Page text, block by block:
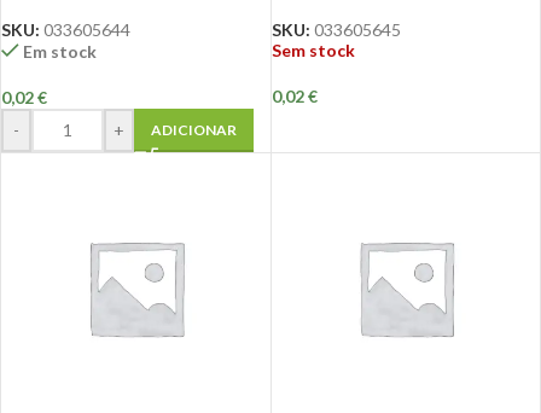
SKU: 033605644
Em stock
0,02€
-
+ ADICIONAR
SKU: 033605645
Sem stock
0,02€